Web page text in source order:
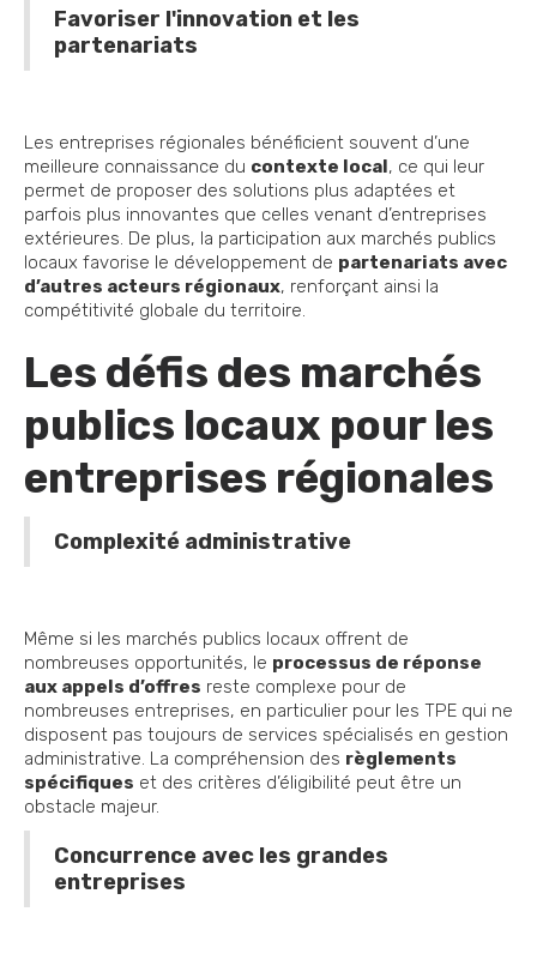
Favoriser l'innovation et les
partenariats
Les entreprises régionales bénéficient souvent d’une
meilleure connaissance du contexte local, ce qui leur
permet de proposer des solutions plus adaptées et
parfois plus innovantes que celles venant d’entreprises
extérieures. De plus, la participation aux marchés publics
locaux favorise le développement de partenariats avec
d’autres acteurs régionaux, renforçant ainsi la
compétitivité globale du territoire.
Les défis des marchés
publics locaux pour les
entreprises régionales
Complexité administrative
Même si les marchés publics locaux offrent de
nombreuses opportunités, le processus de réponse
aux appels d’offres reste complexe pour de
nombreuses entreprises, en particulier pour les TPE qui ne
disposent pas toujours de services spécialisés en gestion
administrative. La compréhension des règlements
spécifiques et des critères d’éligibilité peut être un
obstacle majeur.
Concurrence avec les grandes
entreprises